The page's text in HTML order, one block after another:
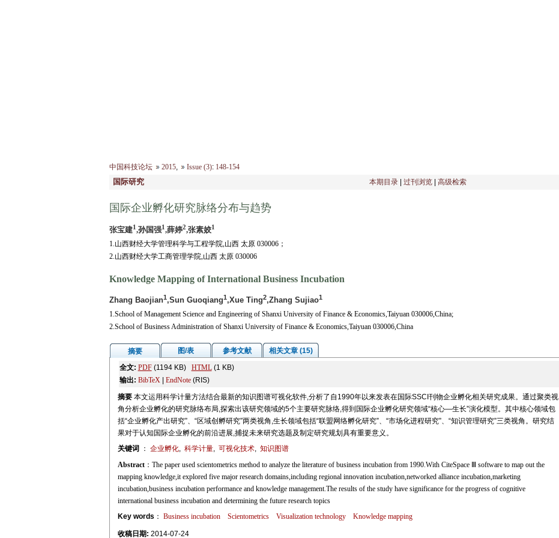
中国科技论坛 2015, Issue (3):148-154
国际研究 本期目录 过刊浏览 高级检索
国际企业孵化研究脉络分布与趋势
张宝建1,孙国强1,薛婷2,张素姣1
1.山西财经大学管理科学与工程学院,山西 太原 030006；
2.山西财经大学工商管理学院,山西 太原 030006
Knowledge Mapping of International Business Incubation
Zhang Baojian1,Sun Guoqiang1,Xue Ting2,Zhang Sujiao1
1.School of Management Science and Engineering of Shanxi University of Finance & Economics,Taiyuan 030006,China;
2.School of Business Administration of Shanxi University of Finance & Economics,Taiyuan 030006,China
摘要 图/表 参考文献
相关文章 (15)
全文: PDF(1194 KB) HTML(1 KB)
输出: BibTeX| EndNote(RIS)
摘要 本文运用科学计量方法结合最新的知识图谱可视化软件,分析了自1990年以来发表在国际SSCI刊物企业孵化相关研究成果。通过聚类视
角分析企业孵化的研究脉络布局,探索出该研究领域的5个主要研究脉络,得到国际企业孵化研究领域“核心—生长”演化模型。其中核心领域包
括“企业孵化产出研究”、“区域创孵研究”两类视角,生长领域包括“联盟网络孵化研究”、“市场化进程研究”、“知识管理研究”三类视角。研究结
果对于认知国际企业孵化的前沿进展,捕捉未来研究选题及制定研究规划具有重要意义。
关键词 ： 企业孵化, 科学计量, 可视化技术, 知识图谱
Abstract：The paper used scientometrics method to analyze the literature of business incubation from 1990.With CiteSpace Ⅲ software to map out the
mapping knowledge,it explored five major research domains,including regional innovation incubation,networked alliance incubation,marketing
incubation,business incubation performance and knowledge management.The results of the study have significance for the progress of cognitive
international business incubation and determining the future research topics
Key words ： Business incubation Scientometrics Visualization technology Knowledge mapping
收稿日期: 2014-07-24